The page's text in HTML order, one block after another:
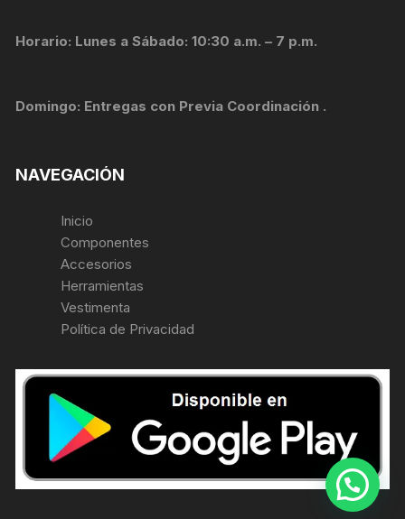
Horario: Lunes a Sábado: 10:30 a.m. – 7 p.m.
Domingo: Entregas con Previa Coordinación .
NAVEGACIÓN
Inicio
Componentes
Accesorios
Herramientas
Vestimenta
Política de Privacidad